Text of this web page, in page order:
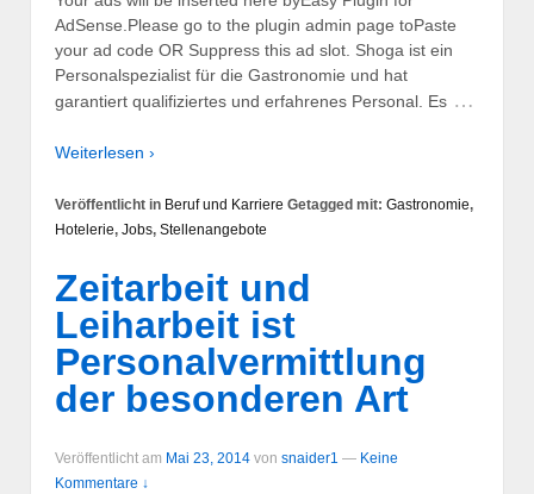
AdSense.Please go to the plugin admin page toPaste
your ad code OR Suppress this ad slot. Shoga ist ein
Personalspezialist für die Gastronomie und hat
garantiert qualifiziertes und erfahrenes Personal. Es …
Weiterlesen ›
Veröffentlicht in Beruf und Karriere Getagged mit: Gastronomie,
Hotelerie, Jobs, Stellenangebote
Zeitarbeit und
Leiharbeit ist
Personalvermittlung
der besonderen Art
Veröffentlicht am Mai 23, 2014 von snaider1 — Keine
Kommentare ↓